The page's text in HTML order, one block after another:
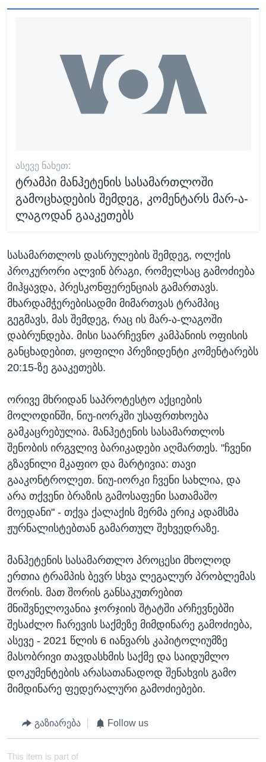
ᲐᲡᲔᲕᲔ ᲜᲐᲮᲔᲗ:
ტრამპი მანჰეტენის სასამართლოში
გამოცხადების შემდეგ, კომენტარს მარ-ა-
ლაგოდან გააკეთებს
სასამართლოს დასრულების შემდეგ, ოლქის
პროკურორი ალვინ ბრაგი, რომელსაც გამოძიება
მიჰყავდა, პრესკონფერენციას გამართავს.
მხარდამჭერებისადმი მიმართვას ტრამპიც
გეგმავს, მას შემდეგ, რაც ის მარ-ა-ლაგოში
დაბრუნდება. მისი საარჩევნო კამპანიის ოფისის
განცხადებით, ყოფილი პრეზიდენტი კომენტარებს
20:15-ზე გააკეთებს.
ორივე მხრიდან საპროტესტო აქციების
მოლოდინში, ნიუ-იორკში უსაფრთხოება
გამკაცრებულია. მანჰეტენის სასამართლოს
შენობის ირგვლივ ბარიკადები აღმართეს. "ჩვენი
გზავნილი მკაფიო და მარტივია: თავი
გააკონტროლეთ. ნიუ-იორკი ჩვენი სახლია, და
არა თქვენი ბრაზის გამოსაფენი სათამაშო
მოედანი" - თქვა ქალაქის მერმა ერიკ ადამსმა
ჟურნალისტებთან გამართულ შეხვედრაზე.
მანჰეტენის სასამართლო პროცესი მხოლოდ
ერთია ტრამპის ბევრ სხვა ლეგალურ პრობლემას
შორის. მათ შორის განსაკუთრებით
მნიშვნელოვანია ჯორჯიის შტატში არჩევნებში
შესაძლო ჩარევის საქმეზე მიმდინარე გამოძიება,
ასევე - 2021 წლის 6 იანვარს კაპიტოლიუმზე
მასობრივი თავდასხმის საქმე და საიდუმლო
დოკუმენტების არასათანადოდ შენახვის გამო
მიმდინარე ფედერალური გამოძიებები.
გაზიარება Follow us
This item is part of